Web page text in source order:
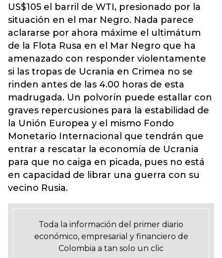
US$105 el barril de WTI, presionado por la
situación en el mar Negro. Nada parece
aclararse por ahora máxime el ultimátum
de la Flota Rusa en el Mar Negro que ha
amenazado con responder violentamente
si las tropas de Ucrania en Crimea no se
rinden antes de las 4.00 horas de esta
madrugada. Un polvorín puede estallar con
graves repercusiones para la estabilidad de
la Unión Europea y el mismo Fondo
Monetario Internacional que tendrán que
entrar a rescatar la economía de Ucrania
para que no caiga en picada, pues no está
en capacidad de librar una guerra con su
vecino Rusia.
Toda la información del primer diario
económico, empresarial y financiero de
Colombia a tan solo un clic